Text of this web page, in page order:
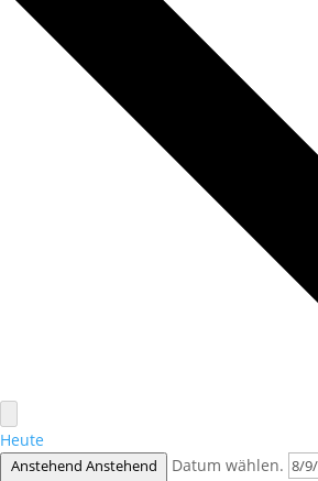
Heute
Anstehend Anstehend Datum wählen.